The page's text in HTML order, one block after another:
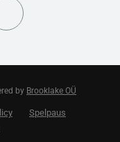
by Brooklake OÜ
Spelpaus